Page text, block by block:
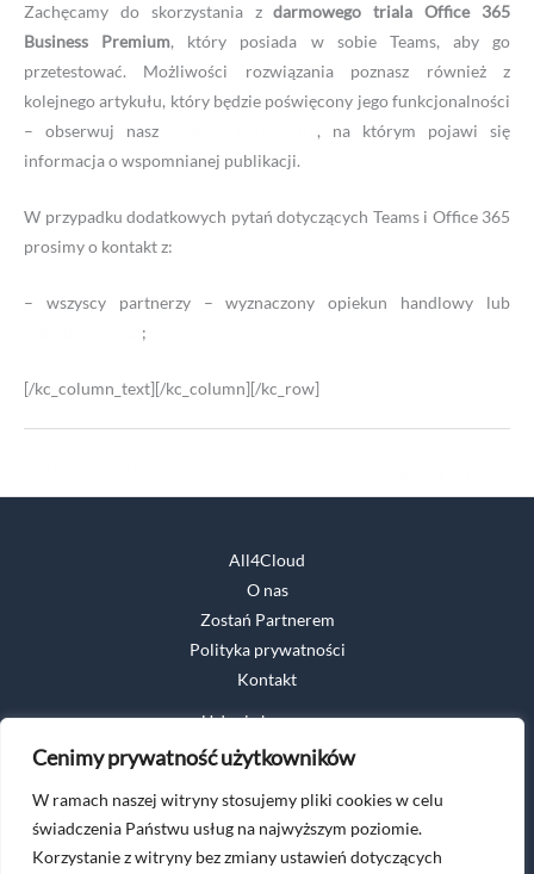
Cenimy prywatność użytkowników
W ramach naszej witryny stosujemy pliki cookies w celu
świadczenia Państwu usług na najwyższym poziomie.
Korzystanie z witryny bez zmiany ustawień dotyczących
Zachęcamy do skorzystania zdarmowego triala Office 365
Business Premium, który posiada w sobie Teams, aby go
przetestować. Możliwości rozwiązania poznasz również z
kolejnego artykułu, który będzie poświęcony jego funkcjonalności
– obserwuj nasz
, na którym pojawi się
informacja o wspomnianej publikacji.
W przypadku dodatkowych pytań dotyczących Teams i Office 365
prosimy o kontakt z:
– wszyscy partnerzy – wyznaczony opiekun handlowy lub
;
[/kc_column_text][/kc_column][/kc_row]
All4Cloud
O nas
Zostań Partnerem
Polityka prywatności
Kontakt
Usługi chmurowe
Cyberbezpieczeństwo
Nowoczesne środowisko pracy